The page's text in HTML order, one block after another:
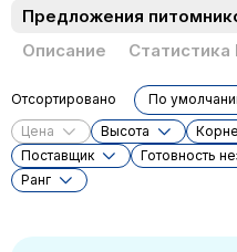
Предложения
Описание
Цена Высота
Поставщик
Готовность
Ранг
Отсортировано По